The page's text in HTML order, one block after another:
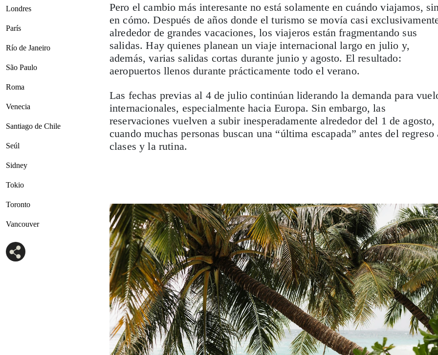
Londres
París
Río de Janeiro
São Paulo
Roma
Venecia
Santiago de Chile
Seúl
Sidney
Tokio
Toronto
Vancouver
Pero el cambio más interesante no está solamente en cuándo viajamos,
en cómo. Después de años donde el turismo se movía casi
alrededor de grandes vacaciones, los viajeros están fragmentando sus
salidas. Hay quienes planean un viaje internacional largo en julio y,
además, varias salidas cortas durante junio y agosto. El resultado:
aeropuertos llenos durante prácticamente todo el verano.
Las fechas previas al 4 de julio continúan liderando la demanda para
internacionales, especialmente hacia Europa. Sin embargo, las
reservaciones vuelven a subir inesperadamente alrededor del 1 de agosto,
cuando muchas personas buscan una “última escapada” antes del regreso
clases y la rutina.